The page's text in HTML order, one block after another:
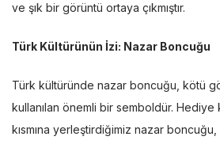
ve şık bir görüntü ortaya çıkmıştır.
Türk Kültürünün İzi: Nazar Boncuğu
Türk kültüründe nazar boncuğu, kötü
kullanılan önemli bir semboldür.
kısmına yerleştirdiğimiz nazar